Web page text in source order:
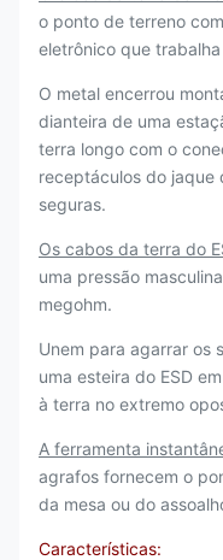
o ponto de terreno
eletrônico que
O metal encerrou
dianteira de uma
terra longo com o
receptáculos do jaque
seguras.
Os cabos da terra do
uma pressão
megohm.
Unem para agarrar os
uma esteira do ESD
à terra no extremo
A ferramenta
agrafos fornecem o
da mesa ou do
Características: